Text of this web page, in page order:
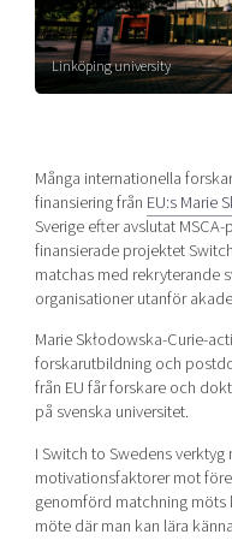
Shaping cities and
Reversed mentorship
Current offers and
Upscaling
Talent & skills
Startup & industry
Funding opportunities
Our community of
Projects
Publications
Our clusters
Reach out to us
Locations
Today's lunch in
Linköping university
Många internationella
finansiering från EU:s Marie
Sverige efter avslutat
finansierade projektet
matchas med rekryterande
organisationer utanför
Marie Skłodowska-Curie-
forskarutbildning och
från EU får forskare och
på svenska universitet.
I Switch to Swedens
motivationsfaktorer mot
genomförd matchning
möte där man kan lära